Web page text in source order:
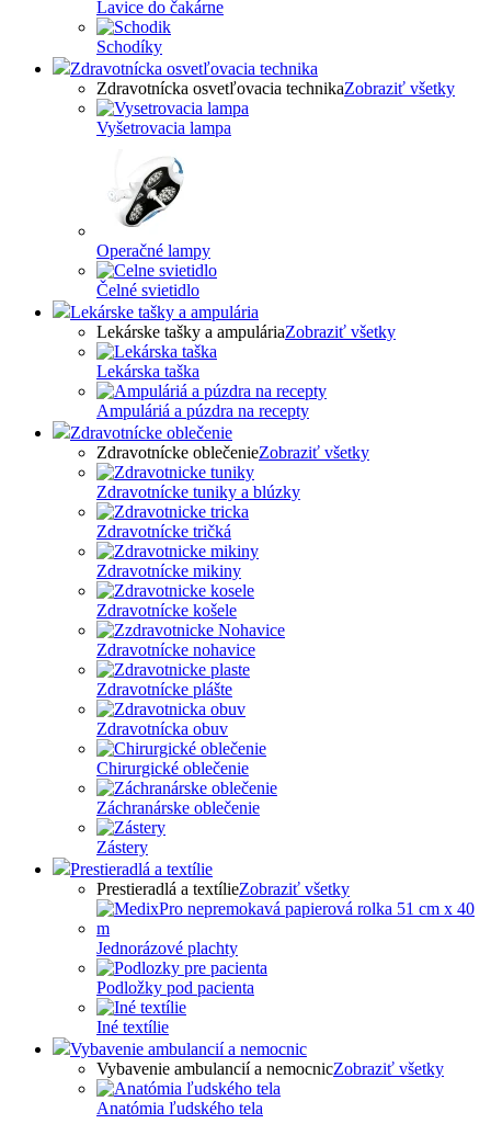
Lavice do čakárne
Schodíky
Zdravotnícka osvetľovacia technika
Zdravotnícka osvetľovacia technikaZobraziť všetky
Vyšetrovacia lampa
Operačné lampy
Čelné svietidlo
Lekárske tašky a ampulária
Lekárske tašky a ampuláriaZobraziť všetky
Lekárska taška
Ampuláriá a púzdra na recepty
Zdravotnícke oblečenie
Zdravotnícke oblečenieZobraziť všetky
Zdravotnícke tuniky a blúzky
Zdravotnícke tričká
Zdravotnícke mikiny
Zdravotnícke košele
Zdravotnícke nohavice
Zdravotnícke plášte
Zdravotnícka obuv
Chirurgické oblečenie
Záchranárske oblečenie
Zástery
Prestieradlá a textílie
Prestieradlá a textílieZobraziť všetky
Jednorázové plachty
Podložky pod pacienta
Iné textílie
Vybavenie ambulancií a nemocnic
Vybavenie ambulancií a nemocnicZobraziť všetky
Anatómia ľudského tela